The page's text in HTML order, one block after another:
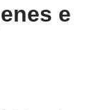
e